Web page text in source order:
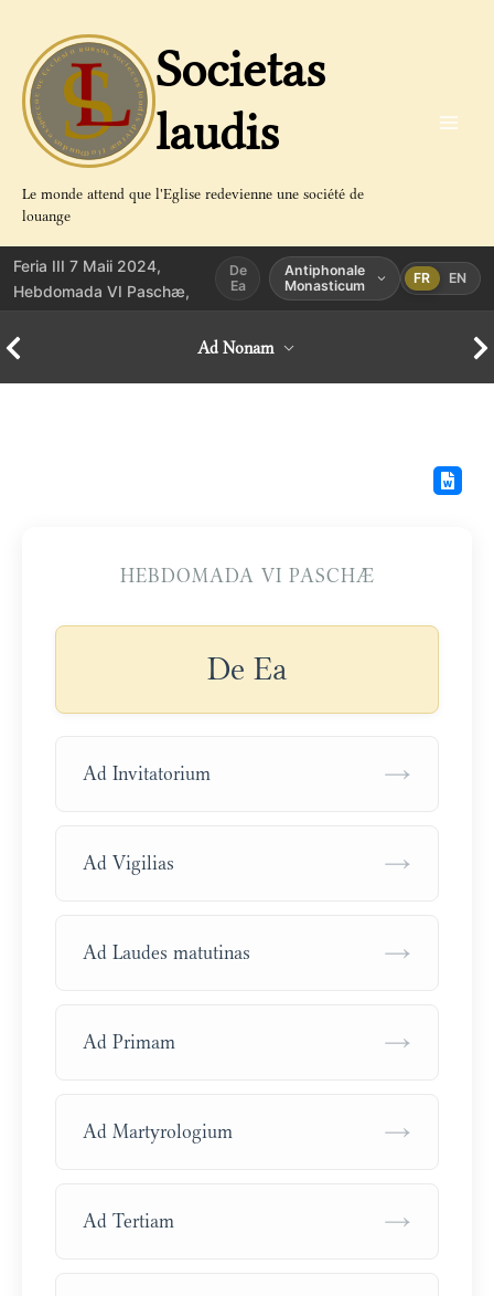
contenu
Societas
laudis
Le monde attend que l'Eglise redevienne une société de
louange
Feria III 7 Maii 2024,
Hebdomada VI Paschæ,
De
Ea
Antiphonale
Monasticum
FR EN
Ad Nonam
HEBDOMADA VI PASCHÆ
De Ea
Ad Invitatorium →
Ad Vigilias →
Ad Laudes matutinas →
Ad Primam →
Ad Martyrologium →
Ad Tertiam →